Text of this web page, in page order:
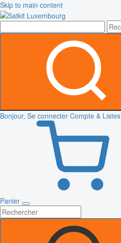
Skip to main content
Bonjour, Se connecter Compte & Listes
Panier